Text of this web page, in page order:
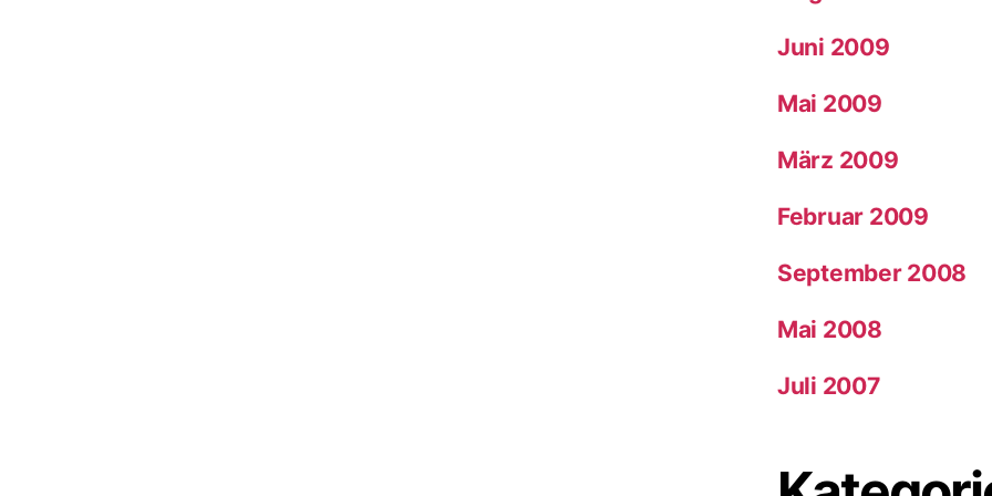
Juni 2009
Mai 2009
März 2009
Februar 2009
September 2008
Mai 2008
Juli 2007